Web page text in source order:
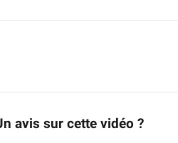
avis sur cette vidéo ?